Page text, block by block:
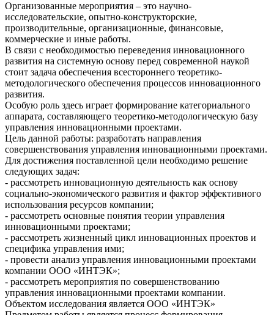
Организованные мероприятия – это научно-
исследовательские, опытно-конструкторские,
производительные, организационные, финансовые,
коммерческие и иные работы.
В связи c необходимостью переведения инновационного
развития на системную основу перед современной наукой
стоит задача обеспечения всестороннего теоретико-
методологического обеспечения процессов инновационного
развития.
Особую роль здесь играет формирование категориального
аппарата, составляющего теоретико-методологическую базу
управления инновационными проектами.
Цель данной работы: разработать направления
совершенствования управления инновационными проектами.
Для достижения поставленной цели необходимо решение
следующих задач:
- рассмотреть инновационную деятельность как основу
социально-экономического развития и фактор эффективного
использования ресурсов компании;
- рассмотреть основные понятия теории управления
инновационными проектами;
- рассмотреть жизненный цикл инновационных проектов и
специфика управления ими;
- провести анализ управления инновационными проектами
компании ООО «ИНТЭК»;
- рассмотреть мероприятия по совершенствованию
управления инновационными проектами компании.
Объектом исследования является ООО «ИНТЭК»